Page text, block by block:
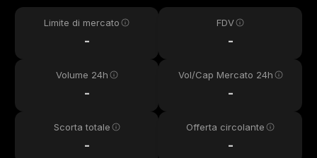
Limite di mercato
-
FDV
-
Volume 24h
-
Vol/Cap Mercato 24h
-
Scorta totale
-
Offerta circolante
-